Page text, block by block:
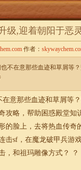
级,迎着朝阳于恶
作者：
不在意那些血迹和草屑等
意那些血迹和草屑等
攻略，帮助困惑殿堂知
的脸上，去将热血传奇
击sf，在魔龙破甲兵游
，和祖玛雕像方式？